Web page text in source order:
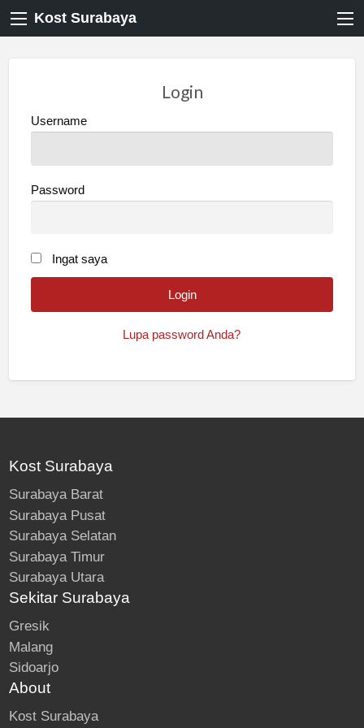
Kost Surabaya
Login
Username
Password
Ingat saya
Lupa password Anda?
Kost Surabaya
Surabaya Barat
Surabaya Pusat
Surabaya Selatan
Surabaya Timur
Surabaya Utara
Sekitar Surabaya
Gresik
Malang
Sidoarjo
About
Kost Surabaya